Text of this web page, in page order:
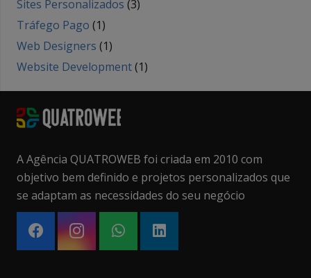
Sites Personalizados (3)
Tráfego Pago (1)
Web Designers (1)
Website Development(1)
A Agência QUATROWEB foi criada em 2010 com
objetivo bem definido e projetos personalizados que
se adaptam as necessidades do seu negócio